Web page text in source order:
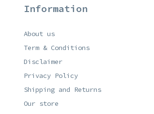
Information
About us
Term & Conditions
Disclaimer
Privacy Policy
Shipping and Returns
Our store